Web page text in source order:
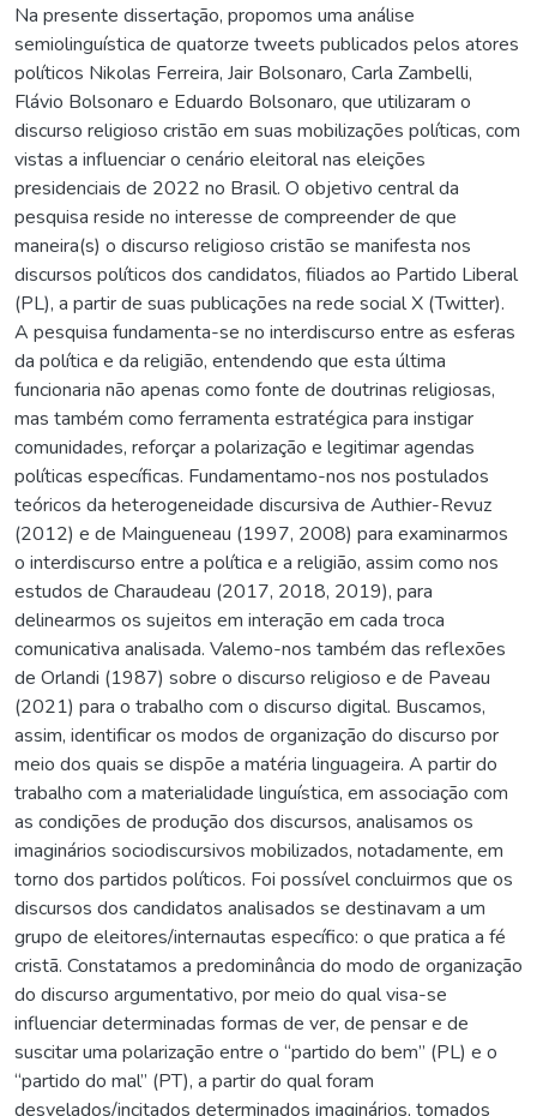
Na presente dissertação, propomos uma análise
semiolinguística de quatorze tweets publicados pelos atores
políticos Nikolas Ferreira, Jair Bolsonaro, Carla Zambelli,
Flávio Bolsonaro e Eduardo Bolsonaro, que utilizaram o
discurso religioso cristão em suas mobilizações políticas, com
vistas a influenciar o cenário eleitoral nas eleições
presidenciais de 2022 no Brasil. O objetivo central da
pesquisa reside no interesse de compreender de que
maneira(s) o discurso religioso cristão se manifesta nos
discursos políticos dos candidatos, filiados ao Partido Liberal
(PL), a partir de suas publicações na rede social X (Twitter).
A pesquisa fundamenta-se no interdiscurso entre as esferas
da política e da religião, entendendo que esta última
funcionaria não apenas como fonte de doutrinas religiosas,
mas também como ferramenta estratégica para instigar
comunidades, reforçar a polarização e legitimar agendas
políticas específicas. Fundamentamo-nos nos postulados
teóricos da heterogeneidade discursiva de Authier-Revuz
(2012) e de Maingueneau (1997, 2008) para examinarmos
o interdiscurso entre a política e a religião, assim como nos
estudos de Charaudeau (2017, 2018, 2019), para
delinearmos os sujeitos em interação em cada troca
comunicativa analisada. Valemo-nos também das reflexões
de Orlandi (1987) sobre o discurso religioso e de Paveau
(2021) para o trabalho com o discurso digital. Buscamos,
assim, identificar os modos de organização do discurso por
meio dos quais se dispõe a matéria linguageira. A partir do
trabalho com a materialidade linguística, em associação com
as condições de produção dos discursos, analisamos os
imaginários sociodiscursivos mobilizados, notadamente, em
torno dos partidos políticos. Foi possível concluirmos que os
discursos dos candidatos analisados se destinavam a um
grupo de eleitores/internautas específico: o que pratica a fé
cristã. Constatamos a predominância do modo de organização
do discurso argumentativo, por meio do qual visa-se
influenciar determinadas formas de ver, de pensar e de
suscitar uma polarização entre o “partido do bem” (PL) e o
“partido do mal” (PT), a partir do qual foram
desvelados/incitados determinados imaginários, tomados